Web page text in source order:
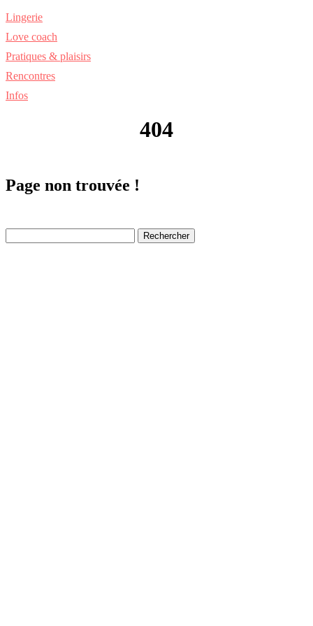
Lingerie
Love coach
Pratiques & plaisirs
Rencontres
Infos
404
Page non trouvée !